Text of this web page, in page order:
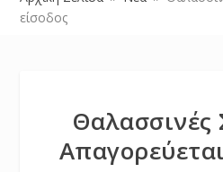
είσοδος
Θαλασσινές